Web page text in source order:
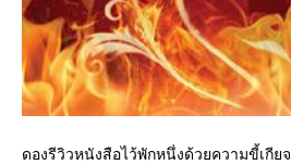
ดองรีวิวหนังสือไว้พักหนึ่งด้วยความขี้เกียจ